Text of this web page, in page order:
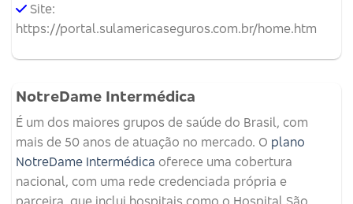
Site:
https://portal.sulamericaseguros.com.br/home.htm
NotreDame Intermédica
É um dos maiores grupos de saúde do Brasil, com
mais de 50 anos de atuação no mercado. O plano
NotreDame Intermédica oferece uma cobertura
nacional, com uma rede credenciada própria e